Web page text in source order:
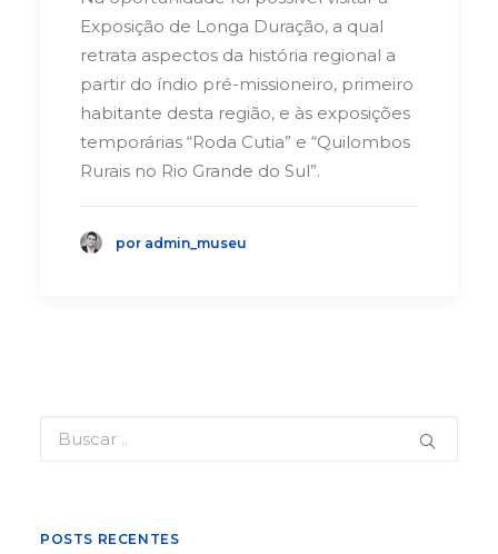
Exposição de Longa Duração, a qual
retrata aspectos da história regional a
partir do índio pré-missioneiro, primeiro
habitante desta região, e às exposições
temporárias “Roda Cutia” e “Quilombos
Rurais no Rio Grande do Sul”.
por admin_museu
POSTS RECENTES